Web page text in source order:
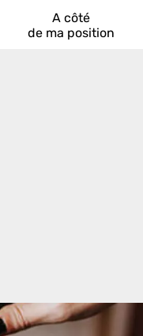
A côté
de ma position